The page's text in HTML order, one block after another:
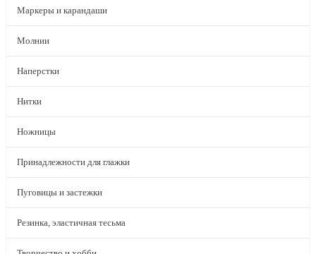
Маркеры и карандаши
Молнии
Наперстки
Нитки
Ножницы
Принадлежности для глажки
Пуговицы и застежки
Резинка, эластичная тесьма